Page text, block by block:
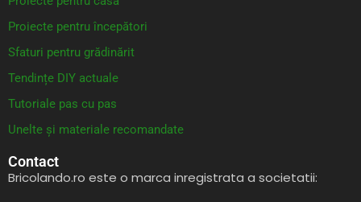
Proiecte pentru începători
Sfaturi pentru grădinărit
Tendințe DIY actuale
Tutoriale pas cu pas
Unelte și materiale recomandate
Contact
Bricolando.ro este o marca inregistrata a societatii: